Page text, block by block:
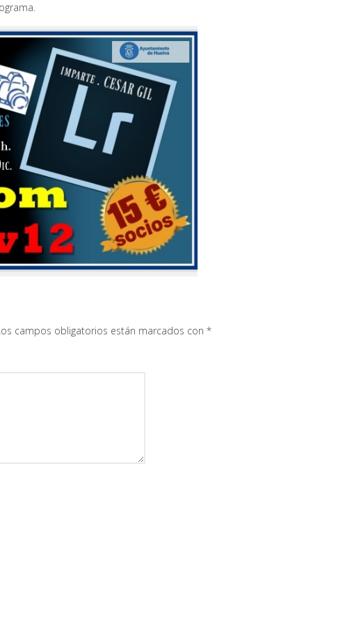
campos obligatorios están marcados con *